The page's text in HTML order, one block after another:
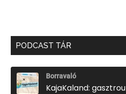
PODCAST TÁR
Borravaló
KajaKaland: